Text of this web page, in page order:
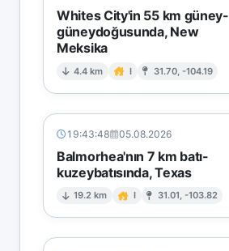
Whites City'in 55 km güney-
güneydoğusunda, New
Meksika
4.4 km I 31.70, -104.19
19:43:48 05.08.2026
Balmorhea'nın 7 km batı-
kuzeybatısında, Texas
19.2 km I 31.01, -103.82